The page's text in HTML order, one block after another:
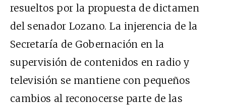
resueltos por la propuesta de dictamen
del senador Lozano. La injerencia de la
Secretaría de Gobernación en la
supervisión de contenidos en radio y
televisión se mantiene con pequeños
cambios al reconocerse parte de las